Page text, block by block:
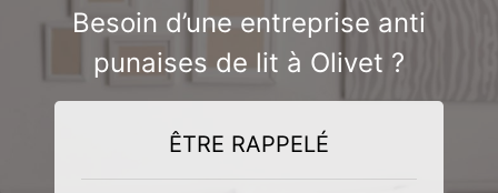
Besoin d’une entreprise anti
punaises de lit à Olivet ?
ÊTRE RAPPELÉ